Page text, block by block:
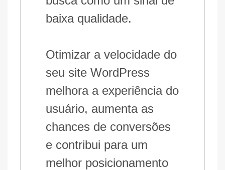
baixa qualidade.
Otimizar a velocidade do
seu site WordPress
melhora a experiência do
usuário, aumenta as
chances de conversões
e contribui para um
melhor posicionamento